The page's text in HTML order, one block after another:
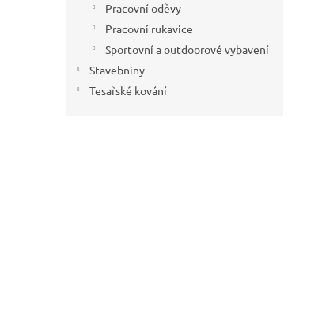
Pracovní oděvy
Pracovní rukavice
Sportovní a outdoorové vybavení
Stavebniny
Tesařské kování